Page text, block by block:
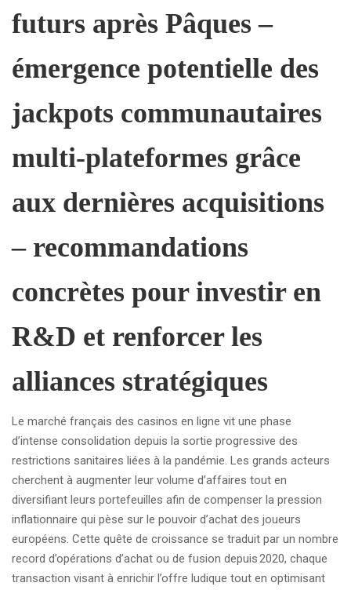
futurs après Pâques –
émergence potentielle des
jackpots communautaires
multi‑plateformes grâce
aux dernières acquisitions
– recommandations
concrètes pour investir en
R&D et renforcer les
alliances stratégiques
Le marché français des casinos en ligne vit une phase
d’intense consolidation depuis la sortie progressive des
restrictions sanitaires liées à la pandémie. Les grands acteurs
cherchent à augmenter leur volume d’affaires tout en
diversifiant leurs portefeuilles afin de compenser la pression
inflationnaire qui pèse sur le pouvoir d’achat des joueurs
européens. Cette quête de croissance se traduit par un nombre
record d’opérations d’achat ou de fusion depuis 2020, chaque
transaction visant à enrichir l’offre ludique tout en optimisant